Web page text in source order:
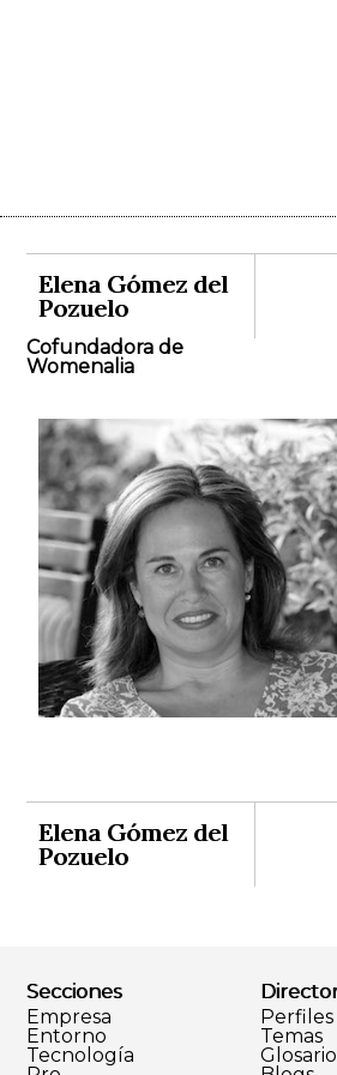
Elena Gómez del
Pozuelo
Cofundadora de
Womenalia
Elena Gómez del
Pozuelo
Secciones
Empresa
Entorno
Tecnología
Perfiles
Temas
Glosario